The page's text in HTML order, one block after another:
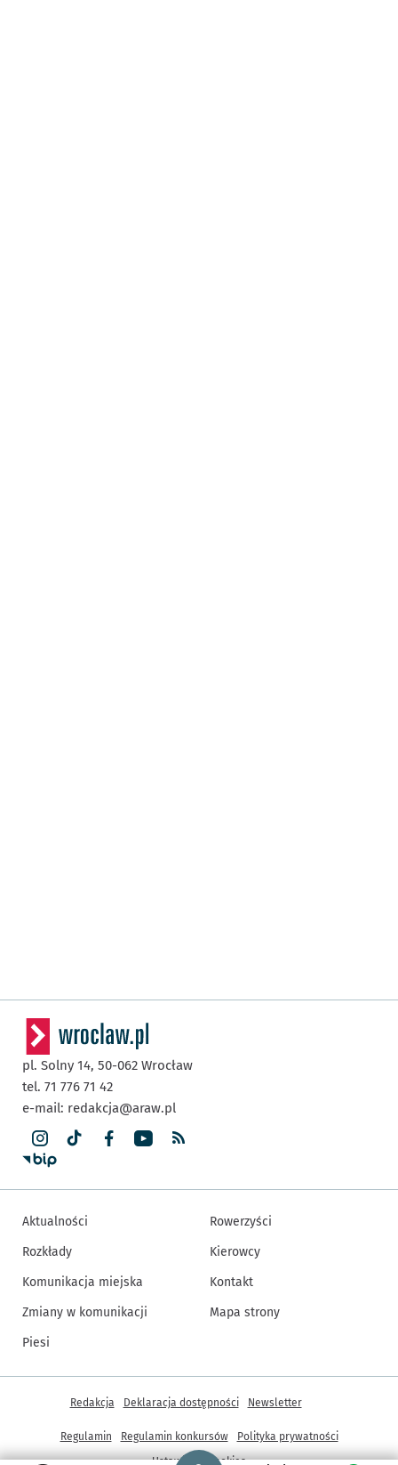
Strona główna - wroclaw.pl
pl. Solny 14, 50-062 Wrocław
tel. 71 776 71 42
e-mail: redakcja@araw.pl
Aktualności
Rozkłady
Komunikacja miejska
Zmiany w komunikacji
Piesi
Rowerzyści
Kierowcy
Kontakt
Mapa strony
Inne informacje
Redakcja Deklaracja dostępności Newsletter
Regulamin Regulamin konkursów
Polityka prywatności
Ustawienia cookies